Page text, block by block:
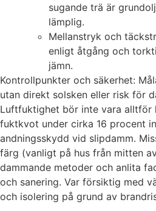
sugande trä är
lämplig.
Mellanstryk och
enligt åtgång och
jämn.
Kontrollpunkter och säkerhet:
utan direkt solsken eller risk för
Luftfuktighet bör inte vara alltför
fuktkvot under cirka 16 procent
andningsskydd vid slipdamm.
färg (vanligt på hus från mitten
dammande metoder och anlita
och sanering. Var försiktig med
och isolering på grund av